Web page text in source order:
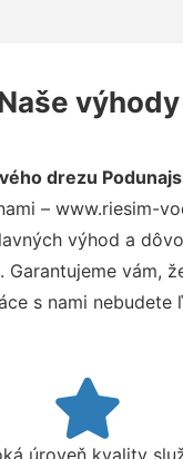
výhody
drezu
– www.riesim-
výhod a
Garantujeme vám,
s nami nebudete
úroveň kvality